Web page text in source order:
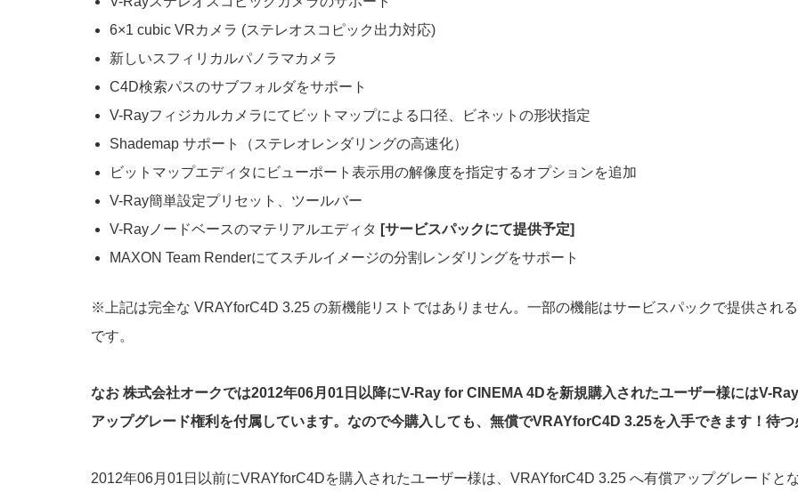
6×1 cubic VRカメラ (ステレオスコピック出力対応)
新しいスフィリカルパノラマカメラ
C4D検索パスのサブフォルダをサポート
V-Rayフィジカルカメラにてビットマップによる口径、ビネットの形状指定
Shademap サポート（ステレオレンダリングの高速化）
ビットマップエディタにビューポート表示用の解像度を指定するオプションを追加
V-Ray簡単設定プリセット、ツールバー
V-Rayノードベースのマテリアルエディタ [サービスパックにて提供予定]
MAXON Team Renderにてスチルイメージの分割レンダリングをサポート
※上記は完全な VRAYforC4D 3.25 の新機能リストではありません。一部の機能はサービスパックで提供され
です。
なお 株式会社オークでは2012年06月01日以降にV-Ray for CINEMA 4Dを新規購入されたユーザー様にはV-
アップグレード権利を付属しています。なので今購入しても、無償でVRAYforC4D 3.25を入手できます！待つ
2012年06月01日以前にVRAYforC4Dを購入されたユーザー様は、VRAYforC4D 3.25 へ有償アップグレードと